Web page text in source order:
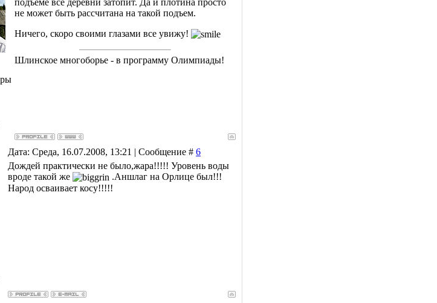
подъеме все деревни затопит. Да и плотина просто
не может быть рассчитана на такой подъем.
Ничего, скоро своими глазами все увижу!
Шлинское многоборье - в программу Олимпиады!
Дата: Среда, 16.07.2008, 13:21 | Сообщение # 6
Дождей практически не было,жара!!!!! Уровень воды
вроде такой же
.Аншлаг на Орлице был!!!
Народ осваивает косу!!!!!